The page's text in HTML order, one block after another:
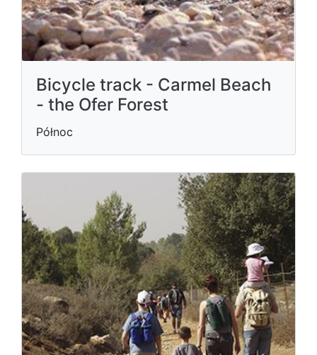
Bicycle track - Carmel Beach
- the Ofer Forest
Północ